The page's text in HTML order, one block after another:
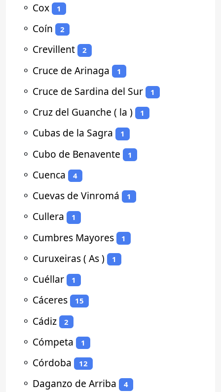
⚬ Cox 1
⚬ Coín 2
⚬ Crevillent 2
⚬ Cruce de Arinaga 1
⚬ Cruce de Sardina del Sur 1
⚬ Cruz del Guanche ( la ) 1
⚬ Cubas de la Sagra 1
⚬ Cubo de Benavente 1
⚬ Cuenca 4
⚬ Cuevas de Vinromá 1
⚬ Cullera 1
⚬ Cumbres Mayores 1
⚬ Curuxeiras ( As ) 1
⚬ Cuéllar 1
⚬ Cáceres 15
⚬ Cádiz 2
⚬ Cómpeta 1
⚬ Córdoba 12
⚬ Daganzo de Arriba 4